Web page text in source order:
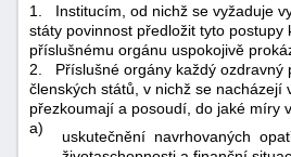
1.
Institucím, od nichž se vyžaduje
státy povinnost předložit tyto
příslušnému orgánu uspokojivě
2.
Příslušné orgány každý
členských států, v nichž se
přezkoumají a posoudí, do jaké míry
a)
uskutečnění navrhovaných